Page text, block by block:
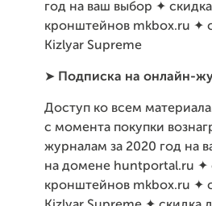
год на ваш выбор ✦
кронштейнов mkbox.ru ✦
Kizlyar Supreme
➤ Подписка на онлайн-
Доступ ко всем
с момента покупки
журналам за 2020 год на
на домене huntportal.ru ✦
кронштейнов mkbox.ru ✦